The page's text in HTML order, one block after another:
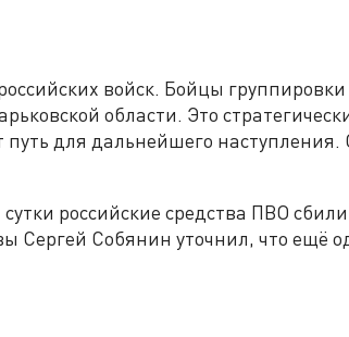
войск. Бойцы
области. Это
для дальнейшего наступления.
российские средства ПВО сбили
Сергей Собянин уточнил, что ещё